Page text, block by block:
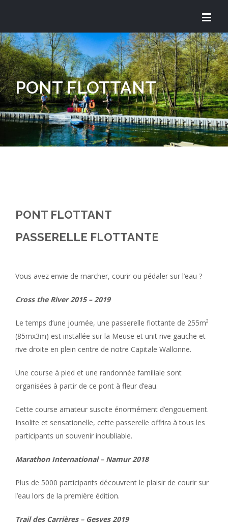
PONT FLOTTANT
PONT FLOTTANT
PASSERELLE FLOTTANTE
Vous avez envie de marcher, courir ou pédaler sur l’eau ?
Cross the River 2015 – 2019
Le temps d’une journée, une passerelle flottante de 255m²
(85mx3m) est installée sur la Meuse et unit rive gauche et
rive droite en plein centre de notre Capitale Wallonne.
Une course à pied et une randonnée familiale sont
organisées à partir de ce pont à fleur d’eau.
Cette course amateur suscite énormément d’engouement.
Insolite et sensationelle, cette passerelle offrira à tous les
participants un souvenir inoubliable.
Marathon International – Namur 2018
Plus de 5000 participants découvrent le plaisir de courir sur
l’eau lors de la première édition.
Trail des Carrières – Gesves 2019